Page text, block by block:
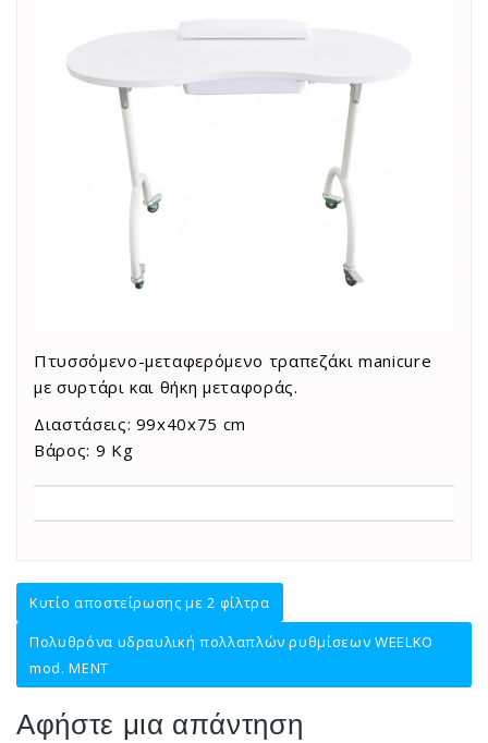
Πτυσσόμενο-μεταφερόμενο τραπεζάκι manicure
με συρτάρι και θήκη μεταφοράς.
Διαστάσεις: 99x40x75 cm
Βάρος: 9 Kg
Πλοήγηση
άρθρων
Κυτίο αποστείρωσης με 2 φίλτρα
Πολυθρόνα υδραυλική πολλαπλών ρυθμίσεων WEELKO
mod. MENT
Αφήστε μια απάντηση